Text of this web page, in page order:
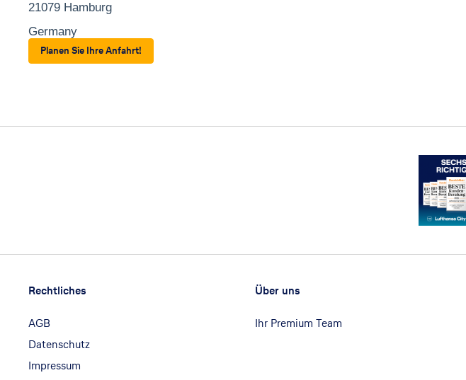
21079 Hamburg
Germany
Planen Sie Ihre Anfahrt!
Footer navigation
Rechtliches
AGB
Datenschutz
Impressum
Über uns
Ihr Premium Team